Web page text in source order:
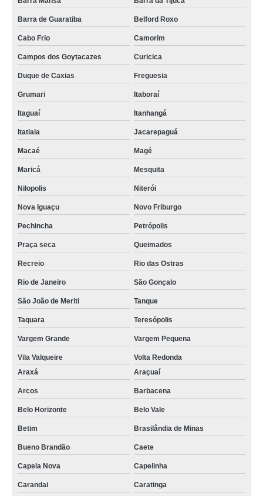
Barra de Guaratiba Belford Roxo
Cabo Frio Camorim
Campos dos Goytacazes Curicica
Duque de Caxias Freguesia
Grumari Itaboraí
Itaguaí Itanhangá
Itatiaia Jacarepaguá
Macaé Magé
Maricá Mesquita
Nilopolis Niterói
Nova Iguaçu Novo Friburgo
Pechincha Petrópolis
Praça seca Queimados
Recreio Rio das Ostras
Rio de Janeiro São Gonçalo
São João de Meriti Tanque
Taquara Teresópolis
Vargem Grande Vargem Pequena
Vila Valqueire
Volta Redonda
Araxá
Araçuaí
Arcos Barbacena
Belo Horizonte Belo Vale
Betim Brasilândia de Minas
Bueno Brandão Caete
Capela Nova Capelinha
Carandai Caratinga